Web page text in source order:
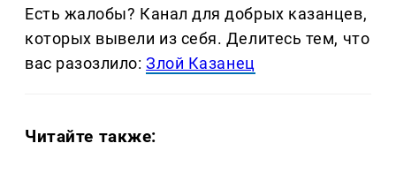
Есть жалобы? Канал для добрых казанцев,
которых вывели из себя. Делитеcь тем, что
вас разозлило:Злой Казанец
Читайте также: